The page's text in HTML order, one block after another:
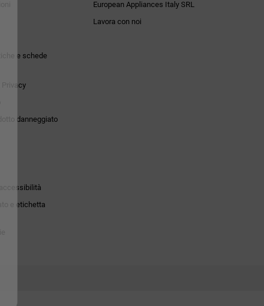
e schede
Privacy
danneggiato
e etichetta
European Appliances Italy SRL
Lavora con noi